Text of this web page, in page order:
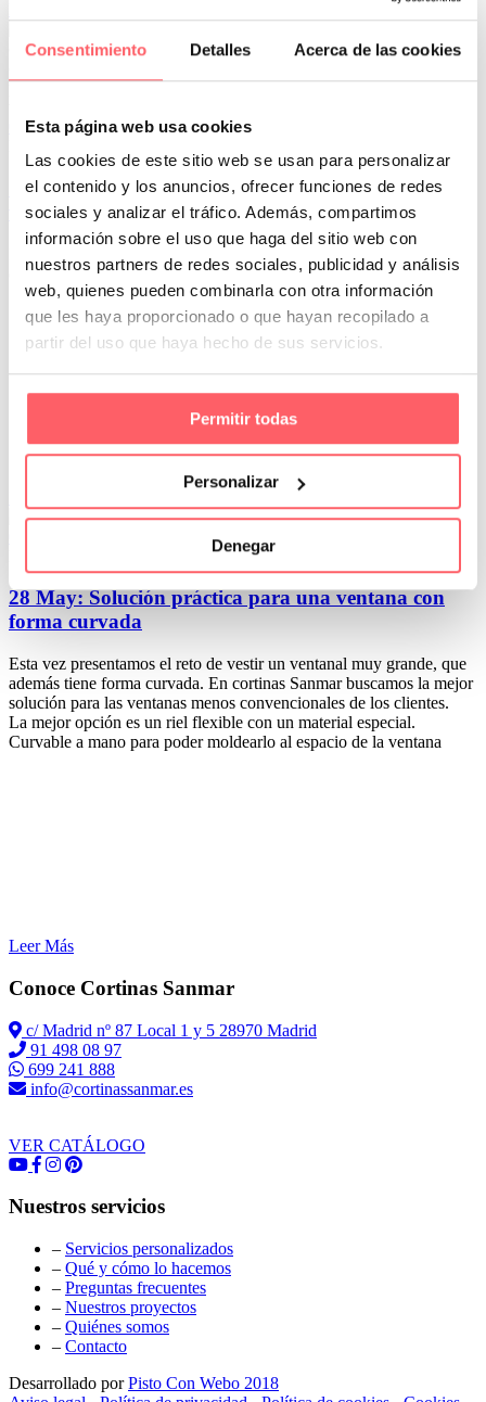
Consentimiento Detalles Acerca de las cookies
Esta página web usa cookies
Las cookies de este sitio web se usan para personalizar
el contenido y los anuncios, ofrecer funciones de redes
sociales y analizar el tráfico. Además, compartimos
información sobre el uso que haga del sitio web con
nuestros partners de redes sociales, publicidad y análisis
web, quienes pueden combinarla con otra información
que les haya proporcionado o que hayan recopilado a
partir del uso que haya hecho de sus servicios.
Permitir todas
Personalizar
Denegar
0
13 Jun:¿Qué tipo de cortinas son mejores para
ventanas grandes o miradores?
Las ventanas grandes y los miradores tienen un protagonismo
especial en el diseño de interiores. No solo aportan amplitud visual,
…
Últimos proyectos
28 May:Solución práctica para una ventana con
forma curvada
Esta vez presentamos el reto de vestir un ventanal muy grande, que
además tiene forma curvada. En cortinas Sanmar buscamos la mejor
solución para las ventanas menos convencionales de los clientes.
La mejor opción es un riel flexible con un material especial.
Curvable a mano para poder moldearlo al espacio de la ventana
Leer Más
Conoce Cortinas Sanmar
c/ Madrid nº 87 Local 1 y 5 28970 Madrid
91 498 08 97
699 241 888
info@cortinassanmar.es
VER CATÁLOGO
Nuestros servicios
– Servicios personalizados
– Qué y cómo lo hacemos
– Preguntas frecuentes
– Nuestros proyectos
– Quiénes somos
– Contacto
Desarrollado porPisto Con Webo 2018